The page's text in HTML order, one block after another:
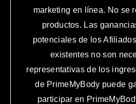
marketing en línea. No se
productos. Las
potenciales de los
existentes no son
representativas de los
de PrimeMyBody puede
participar en